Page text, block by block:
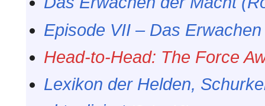
Episode VII – Das
Head-to-Head: The Force
Lexikon der Helden,